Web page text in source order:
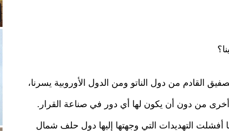
القادم من دول الناتو ومن الدول الأوروبية يسرنا،
أخرى من دون أن يكون لها أي دور في صناعة القرار.
أفشلت التهديدات التي وجهتها إليها دول حلف شمال